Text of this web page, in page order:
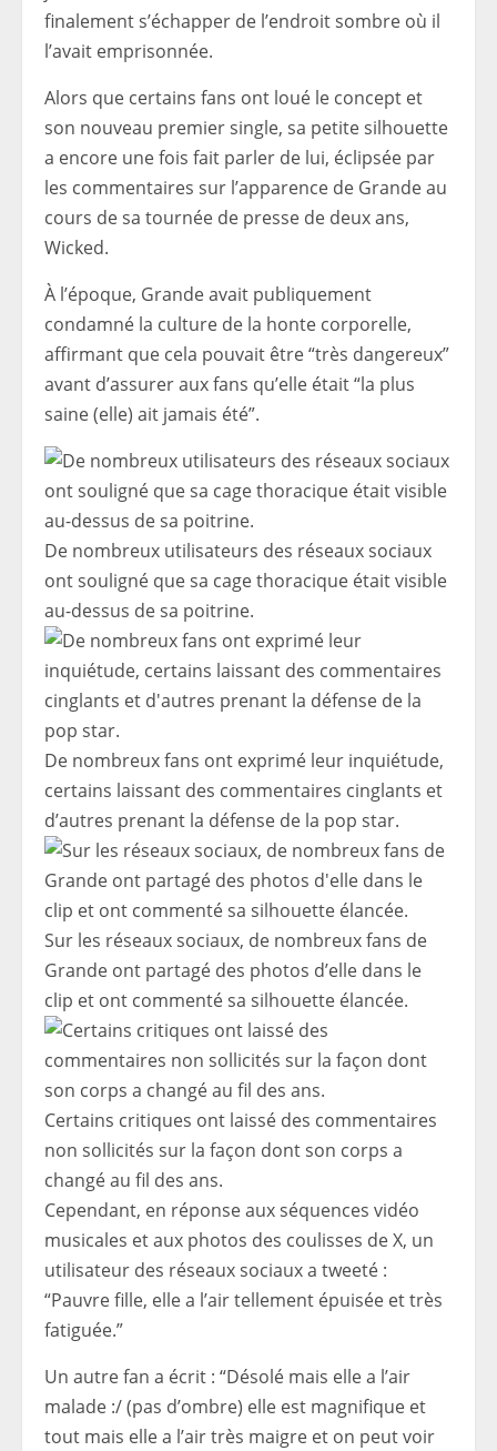
finalement s’échapper de l’endroit sombre où il
l’avait emprisonnée.
Alors que certains fans ont loué le concept et
son nouveau premier single, sa petite silhouette
a encore une fois fait parler de lui, éclipsée par
les commentaires sur l’apparence de Grande au
cours de sa tournée de presse de deux ans,
Wicked.
À l’époque, Grande avait publiquement
condamné la culture de la honte corporelle,
affirmant que cela pouvait être “très dangereux”
avant d’assurer aux fans qu’elle était “la plus
saine (elle) ait jamais été”.
De nombreux utilisateurs des réseaux sociaux
ont souligné que sa cage thoracique était visible
au-dessus de sa poitrine.
De nombreux fans ont exprimé leur inquiétude,
certains laissant des commentaires cinglants et
d’autres prenant la défense de la pop star.
Sur les réseaux sociaux, de nombreux fans de
Grande ont partagé des photos d’elle dans le
clip et ont commenté sa silhouette élancée.
Certains critiques ont laissé des commentaires
non sollicités sur la façon dont son corps a
changé au fil des ans.
Cependant, en réponse aux séquences vidéo
musicales et aux photos des coulisses de X, un
utilisateur des réseaux sociaux a tweeté :
“Pauvre fille, elle a l’air tellement épuisée et très
fatiguée.”
Un autre fan a écrit : “Désolé mais elle a l’air
malade :/ (pas d’ombre) elle est magnifique et
tout mais elle a l’air très maigre et on peut voir